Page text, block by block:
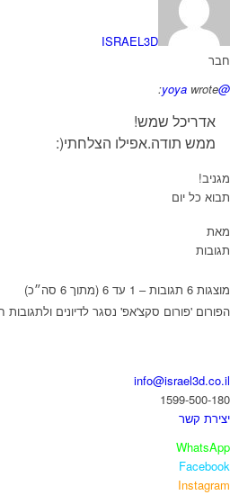
ISRAEL3D
חבר
@yoya
wrote:
אדריכל שמש!
ממש תודה.אפילו הצלחתי(:
מגניב!
תבוא כל יום
מאת
תגובות
מוצגות 6 תגובות – 1 עד 6 (מתוך 6 סה״כ)
הפורום 'פורום סקצ'אפ' נסגר לדיונים ולתגובות
info@israel3d.co.il
1599-500-180
יצירת קשר
WhatsApp
Facebook
Instagram